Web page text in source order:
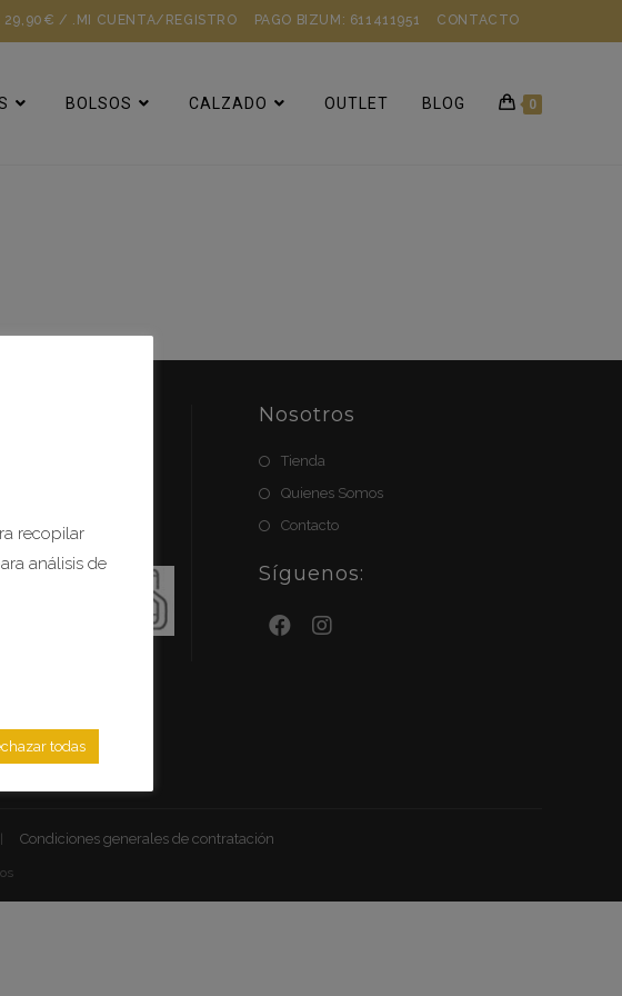
MI CUENTA/REGISTRO PAGO BIZUM: 611411951 CONTACTO
29,90€ / .
BOLSOS CALZADO OUTLET BLOG 0
Nosotros
Tienda
Quienes Somos
Contacto
Síguenos:
Condiciones generales de contratación
recopilar
análisis de
todas